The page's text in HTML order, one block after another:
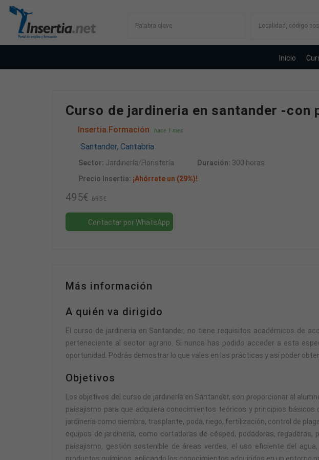
Localidad, código
Inicio
Curso de jardineria en santander -con
Insertia.Formación hace 1 mes
Santander, Cantabria
Sector: Jardinería/Floristería Duración: 300 horas
Precio Insertia: ¡Ahórrate un (29%)!
495€ 695€
Contactar por WhatsApp
Más información
A quién va dirigido
El curso de jardineria en Santander, no tiene requisitos académicos de
perteneciente al sector agrario. Si nunca has podido acceder a esta
oportunidad. Podrás demostrar lo que vales en las prácticas y así poder
Objetivos
Los objetivos del curso de jardinería en Santander, son proporcionar al
paisajismo para que adquiera conocimientos teóricos y principios
jardinería como siembra, trasplante, poda, riego, fertilización, control de
equipos de jardinería, como cortadoras de césped, podadoras,
paisajismo, gestión sostenible de áreas verdes, el uso eficiente del